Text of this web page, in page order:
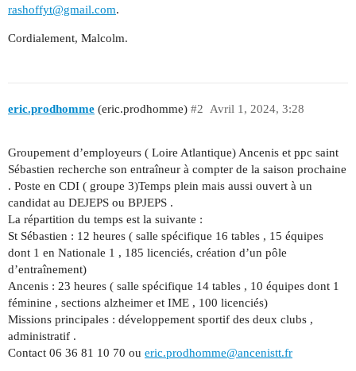
rashoffyt@gmail.com.
Cordialement, Malcolm.
eric.prodhomme (eric.prodhomme) Avril 1, 2024, 3:28
#2
Groupement d’employeurs ( Loire Atlantique) Ancenis et ppc saint
Sébastien recherche son entraîneur à compter de la saison prochaine
. Poste en CDI ( groupe 3)Temps plein mais aussi ouvert à un
candidat au DEJEPS ou BPJEPS .
La répartition du temps est la suivante :
St Sébastien : 12 heures ( salle spécifique 16 tables , 15 équipes
dont 1 en Nationale 1 , 185 licenciés, création d’un pôle
d’entraînement)
Ancenis : 23 heures ( salle spécifique 14 tables , 10 équipes dont 1
féminine , sections alzheimer et IME , 100 licenciés)
Missions principales : développement sportif des deux clubs ,
administratif .
Contact 06 36 81 10 70 ou eric.prodhomme@ancenistt.fr